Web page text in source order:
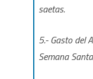
saetas.
5.- Gasto del
Semana